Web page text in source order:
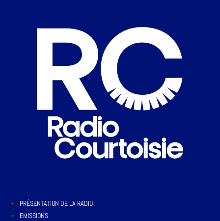
PRÉSENTATION DE LA RADIO
EMISSIONS